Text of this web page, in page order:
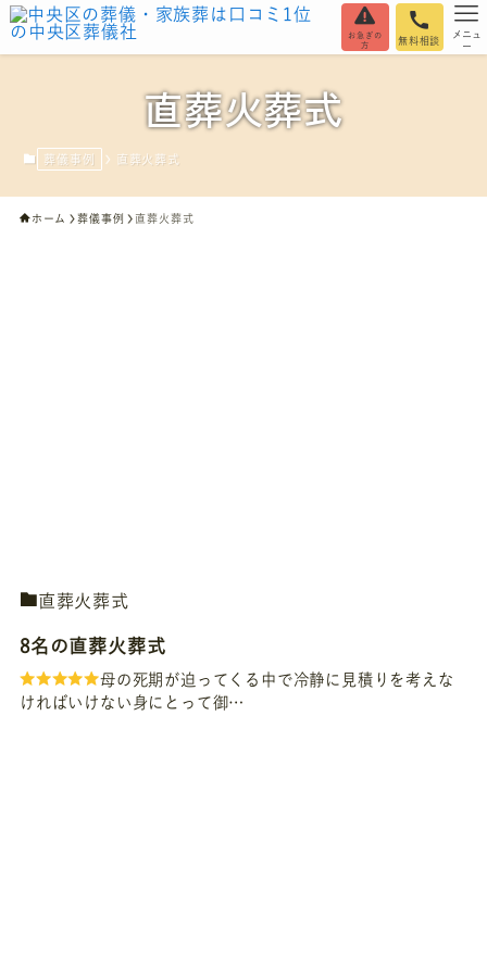
お急ぎの
方
無料相談
メニュ
ー
直葬火葬式
葬儀事例 直葬火葬式
ホーム 葬儀事例 直葬火葬式
直葬火葬式
8名の直葬火葬式
母の死期が迫ってくる中で冷静に見積りを考えな
ければいけない身にとって御…